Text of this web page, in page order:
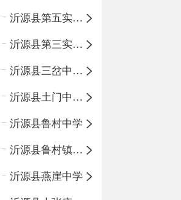
沂源县第五实验小学
沂源县第三实验小学
沂源县三岔中心学校
沂源县土门中心学校
沂源县鲁村中学
沂源县鲁村镇中心小学
沂源县燕崖中学